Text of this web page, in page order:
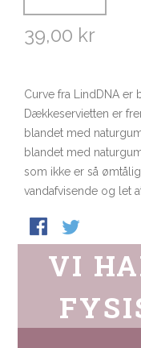
39,00 kr
Curve fra LindDNA er
Dækkeservietten er
blandet med
blandet med
som ikke er så
vandafvisende og let
VI